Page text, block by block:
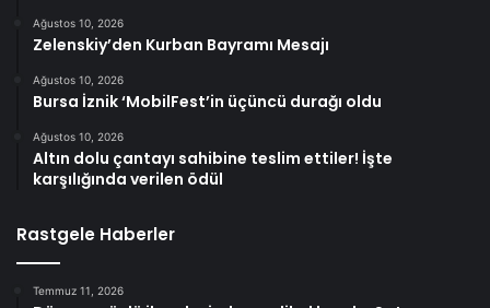
Ağustos 10, 2026
Zelenskiy’den Kurban Bayramı Mesajı
Ağustos 10, 2026
Bursa İznik ‘MobilFest’in üçüncü durağı oldu
Ağustos 10, 2026
Altın dolu çantayı sahibine teslim ettiler! İşte
karşılığında verilen ödül
Rastgele Haberler
Temmuz 11, 2026